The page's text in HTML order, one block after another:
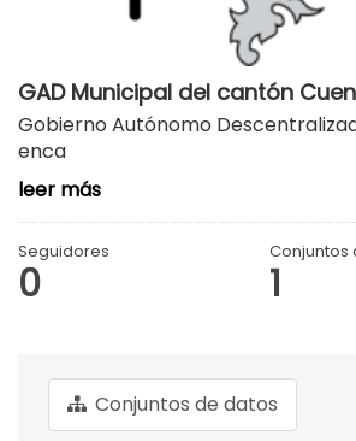
GAD Municipal del cantón
Gobierno Autónomo
enca
leer más
Seguidores
0
Conjuntos
1
Conjuntos de datos